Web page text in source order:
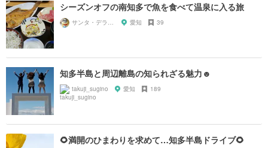
シーズンオフの南知多で魚を食べて温泉に入る旅
サンタ・デラックス 愛知 39
知多半島と周辺離島の知られざる魅力☻
takuji_sugino 愛知 189
🌻満開のひまわりを求めて…知多半島ドライブ🌻